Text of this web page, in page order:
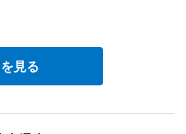
見る